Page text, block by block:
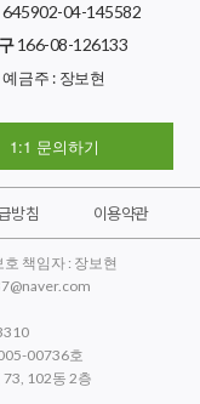
645902-04-145582
166-08-126133
예금주 : 장보현
1:1 문의하기
방침 이용약관
책임자 : 장보현
00736호
73, 102동 2층